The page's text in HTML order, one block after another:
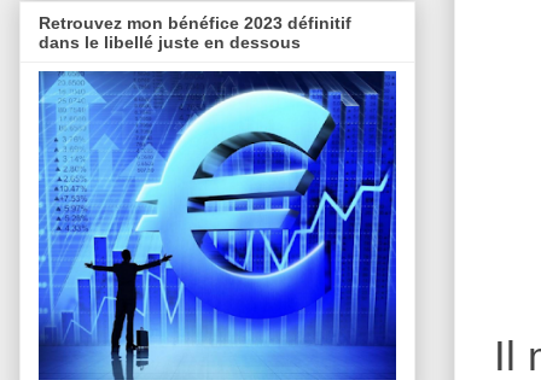
Il
Retrouvez mon bénéfice 2023 définitif
dans le libellé juste en dessous